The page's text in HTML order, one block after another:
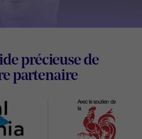
précieuse de
partenaireDigital